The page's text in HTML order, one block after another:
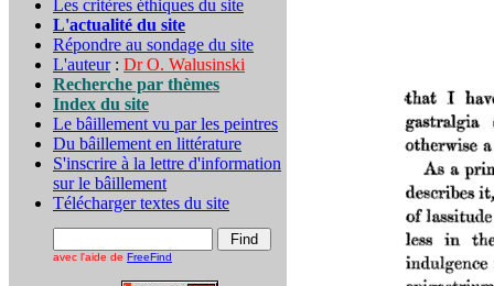
Les critères éthiques du site
L'actualité du site
Répondre au sondage du site
L'auteur: Dr O. Walusinski
Recherche par thèmes
Index du site
Le bâillement vu par les peintres
Du bâillement en littérature
S'inscrire à la lettre d'information
sur le bâillement
Télécharger textes du site
avec l'aide de FreeFind